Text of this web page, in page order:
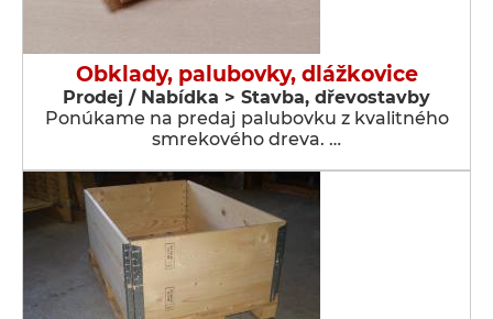
Obklady, palubovky, dlážkovice
Prodej / Nabídka > Stavba, dřevostavby
Ponúkame na predaj palubovku z kvalitného
smrekového dreva. …